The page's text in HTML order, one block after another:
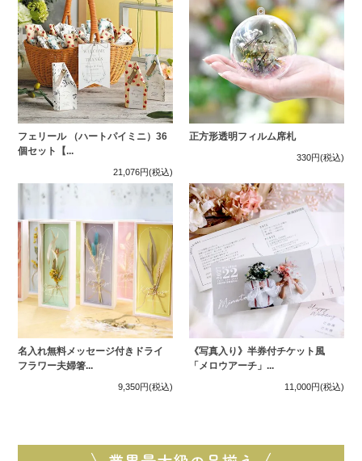
フェリール （ハートパイミニ）36
個セット【...
21,076円(税込)
正方形透明フィルム席札
330円(税込)
名入れ無料メッセージ付きドライ
フラワー夫婦箸...
9,350円(税込)
《写真入り》半券付チケット風
「メロウアーチ」...
11,000円(税込)